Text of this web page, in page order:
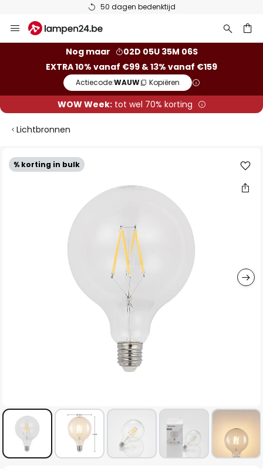
50 dagen bedenktijd
naar
Nog maar
02D 05U 35M 05S
EXTRA 10% vanaf €99 & 13% vanaf €159
Actiecode:WAUW Kopiëren
WOW Week:tot wel 70% korting
Lichtbronnen
% korting in bulk
Ga
naar
afbeeldingen-